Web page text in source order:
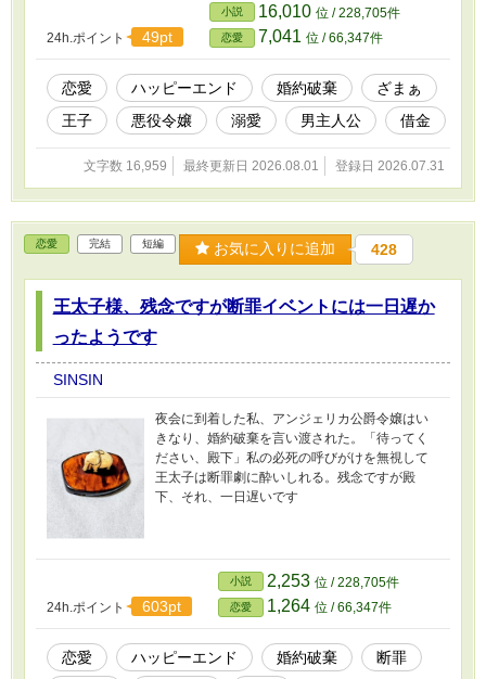
24h.ポイント 49pt
小説 16,010 位 / 228,705件
恋愛 7,041 位 / 66,347件
恋愛 ハッピーエンド 婚約破棄
ざまぁ
王子
悪役令嬢 溺愛 男主人公 借金
文字数 16,959 最終更新日 2026.08.01 登録日 2026.07.31
恋愛 完結 短編 お気に入りに追加 428
王太子様、残念ですが断罪イベントには一日遅か
ったようです
SINSIN
夜会に到着した私、アンジェリカ公爵令嬢はい
きなり、婚約破棄を言い渡された。「待ってく
ださい、殿下」私の必死の呼びがけを無視して
王太子は断罪劇に酔いしれる。残念ですが殿
下、それ、一日遅いです
24h.ポイント 603pt
小説 2,253 位 / 228,705件
恋愛 1,264 位 / 66,347件
恋愛 ハッピーエンド 婚約破棄
断罪